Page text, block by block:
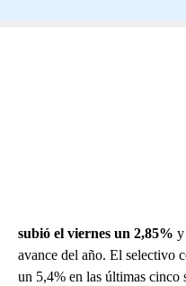
subió el viernes un 2,85% y
avance del año. El selectivo
un 5,4% en las últimas cinco